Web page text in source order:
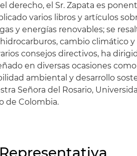
derecho, el Sr. Zapata es
varios libros y artículos
y energías renovables; se
cambio climático
consejos directivos, ha
en diversas ocasiones
ambiental y desarrollo
Señora del Rosario,
de Colombia.